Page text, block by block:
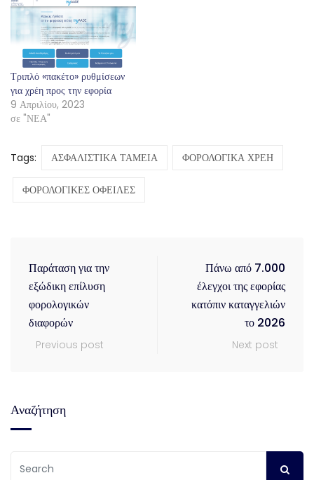
Τριπλό «πακέτο» ρυθμίσεων
για χρέη προς την εφορία
9 Απριλίου, 2023
σε "ΝΕΑ"
Tags: ΑΣΦΑΛΙΣΤΙΚΑ ΤΑΜΕΙΑ ΦΟΡΟΛΟΓΙΚΑ ΧΡΕΗ
ΦΟΡΟΛΟΓΙΚΕΣ ΟΦΕΙΛΕΣ
Παράταση για την
εξώδικη επίλυση
φορολογικών
διαφορών
Previous post
Πάνω από 7.000
έλεγχοι της εφορίας
κατόπιν καταγγελιών
το 2026
Next post
Αναζήτηση